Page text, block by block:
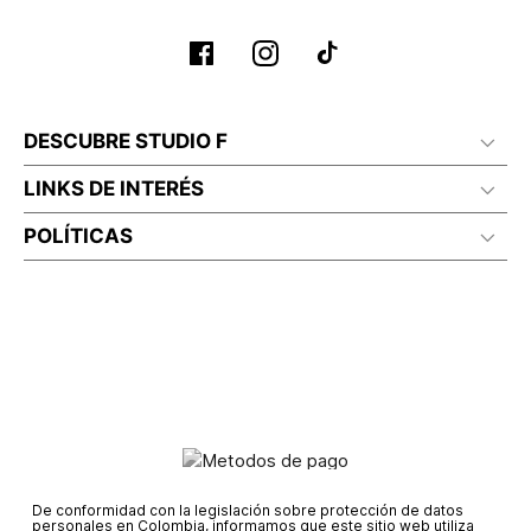
DESCUBRE STUDIO F
LINKS DE INTERÉS
POLÍTICAS
De conformidad con la legislación sobre protección de datos
personales en Colombia, informamos que este sitio web utiliza